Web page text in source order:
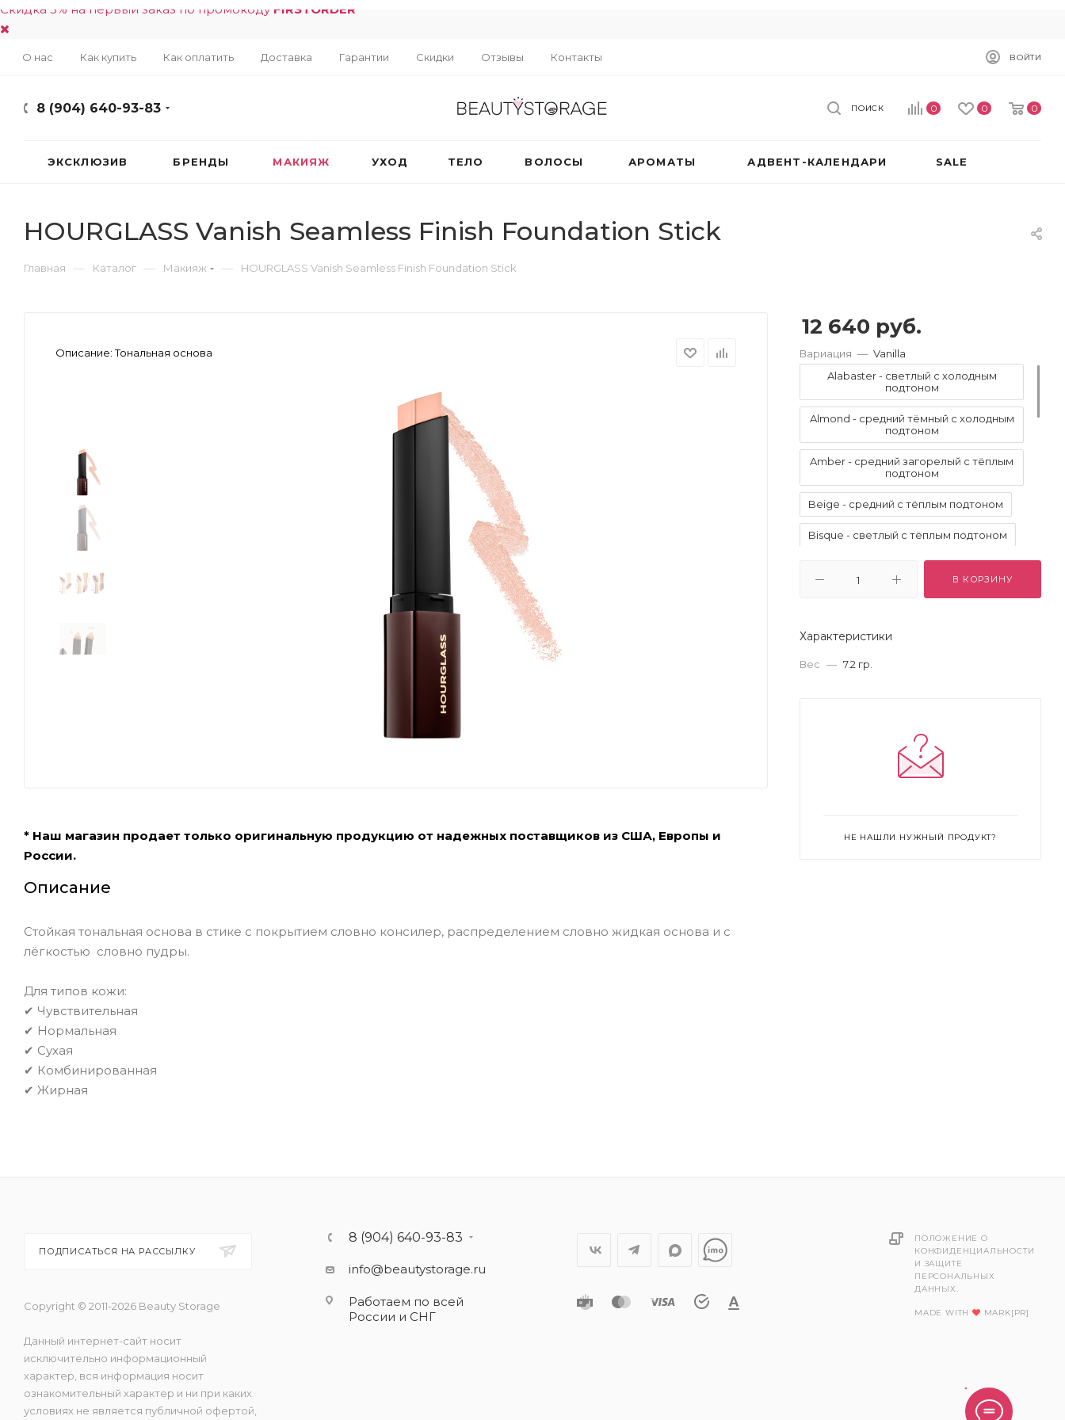
Скидка 5% на первый заказ по промокоду FIRSTORDER
О нас Как купить Как оплатить Доставка Гарантии Скидки Отзывы Контакты ВОЙТИ
8 (904) 640-93-83 0 0 0
ПОИСК
ЭКСКЛЮЗИВ БРЕНДЫ МАКИЯЖ УХОД ТЕЛО ВОЛОСЫ АРОМАТЫ АДВЕНТ-КАЛЕНДАРИ SALE
HOURGLASS Vanish Seamless Finish Foundation Stick
Главная — Каталог — Макияж — HOURGLASS Vanish Seamless Finish Foundation Stick
Описание:Тональная основа
* Наш магазин продает только оригинальную продукцию от надежных поставщиков из США, Европы и
России.
Описание
Стойкая тональная основа в стике с покрытием словно консилер, распределением словно жидкая основа и с
лёгкостью словно пудры.
Для типов кожи:
✔ Чувствительная
✔ Нормальная
✔ Сухая
✔ Комбинированная
✔ Жирная
12 640 руб.
Вариация — Vanilla
Alabaster - светлый с холодным
подтоном
Almond - средний тёмный с холодным
подтоном
Amber - средний загорелый с тёплым
подтоном
Beige - средний с тёплым подтоном
Bisque - светлый с тёплым подтоном
Blanc - очень светлый с холодным
подтоном
Chestnut - тёмный с натуральным
Golden Amber
В КОРЗИНУ
Характеристики
Вес — 7.2 гр.
НЕ НАШЛИ НУЖНЫЙ ПРОДУКТ?
ПОДПИСАТЬСЯ НА РАССЫЛКУ
Copyright © 2011-2026 Beauty Storage
Данный интернет-сайт носит
исключительно информационный
характер, вся информация носит
ознакомительный характер и ни при каких
условиях не является публичной офертой,
8 (904) 640-93-83
info@beautystorage.ru
Работаем по всей
России и СНГ
ПОЛОЖЕНИЕ О
КОНФИДЕНЦИАЛЬНОСТИ
И ЗАЩИТЕ
ПЕРСОНАЛЬНЫХ
ДАННЫХ.
MADE WITH MARK[PR]